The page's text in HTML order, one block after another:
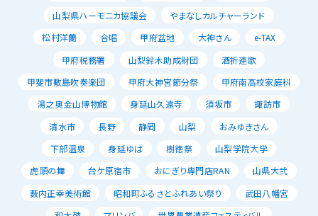
山梨県ハーモニカ協議会
やまなしカルチャーランド
松村洋蘭
合唱 甲府盆地 大神さん
e-TAX
甲府税務署
山梨鈴木助成財団
酒折連歌
甲斐市敷島吹奏楽団
甲府大神宮節分祭
甲府南高校家庭科
湯之奥金山博物館
身延山久遠寺 須坂市
諏訪市
清水市
長野 静岡 山梨
おみゆきさん
下部温泉
身延ゆば 樹徳祭
山梨学院大学
虎頭の舞
台ケ原宿市 おにぎり専門店RAN
山県大弐
薮内正幸美術館
昭和町ふるさとふれあい祭り
武田八幡宮